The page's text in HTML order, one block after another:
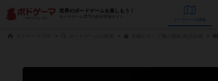
世界のボードゲームを楽しもう！
ボードゲーム専門の総合情報サイト
データベース